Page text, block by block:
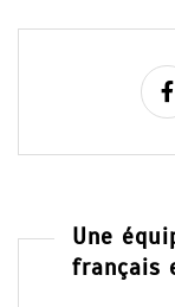
Une
français